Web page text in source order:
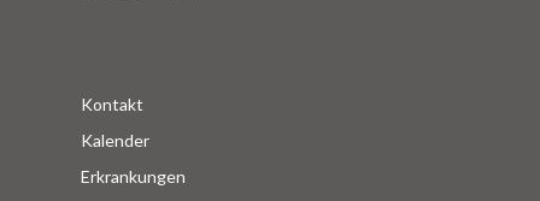
Kontakt
Kalender
Erkrankungen